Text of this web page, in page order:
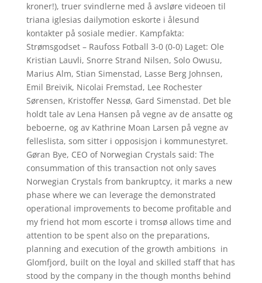
kroner!), truer svindlerne med å avsløre videoen til
triana iglesias dailymotion eskorte i ålesund
kontakter på sosiale medier. Kampfakta:
Strømsgodset – Raufoss Fotball 3-0 (0-0) Laget: Ole
Kristian Lauvli, Snorre Strand Nilsen, Solo Owusu,
Marius Alm, Stian Simenstad, Lasse Berg Johnsen,
Emil Breivik, Nicolai Fremstad, Lee Rochester
Sørensen, Kristoffer Nessø, Gard Simenstad. Det ble
holdt tale av Lena Hansen på vegne av de ansatte og
beboerne, og av Kathrine Moan Larsen på vegne av
felleslista, som sitter i opposisjon i kommunestyret.
Gøran Bye, CEO of Norwegian Crystals said: The
consummation of this transaction not only saves
Norwegian Crystals from bankruptcy, it marks a new
phase where we can leverage the demonstrated
operational improvements to become profitable and
my friend hot mom escorte i tromsø allows time and
attention to be spent also on the preparations,
planning and execution of the growth ambitions  in
Glomfjord, built on the loyal and skilled staff that has
stood by the company in the though months behind